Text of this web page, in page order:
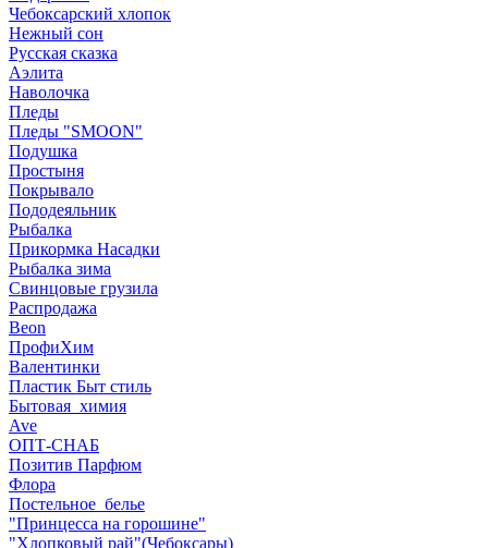
Чебоксарский хлопок
Нежный сон
Русская сказка
Аэлита
Наволочка
Пледы
Пледы "SMOON"
Подушка
Простыня
Покрывало
Пододеяльник
Рыбалка
Прикормка Насадки
Рыбалка зима
Свинцовые грузила
Распродажа
Beon
ПрофиХим
Валентинки
Пластик Быт стиль
Бытовая_химия
Ave
ОПТ-СНАБ
Позитив Парфюм
Флора
Постельное_белье
"Принцесса на горошине"
"Хлопковый рай"(Чебоксары)